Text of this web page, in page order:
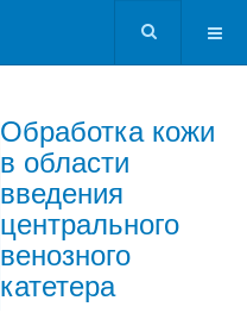
Обработка кожи
в области
введения
центрального
венозного
катетера